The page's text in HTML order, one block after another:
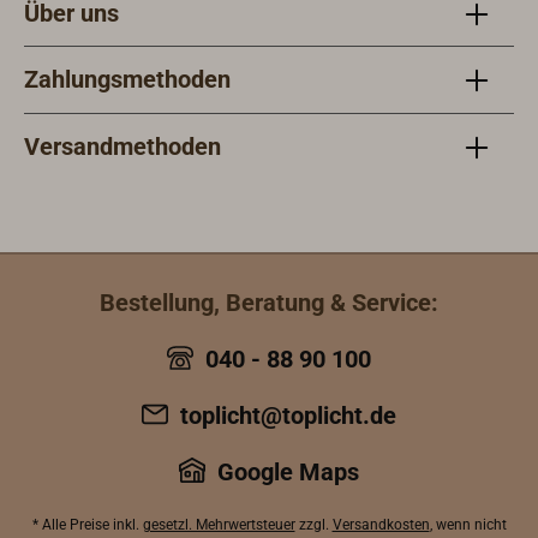
Über uns
Zahlungsmethoden
Versandmethoden
Bestellung, Beratung & Service:
040 - 88 90 100
toplicht@toplicht.de
Google Maps
* Alle Preise inkl. gesetzl. Mehrwertsteuerzzgl. Versandkosten, wenn nicht